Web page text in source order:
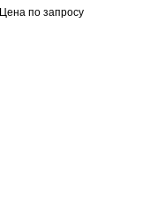
Цена по запросу